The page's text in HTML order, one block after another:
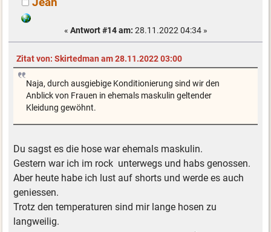
« Antwort #14 am: 28.11.2022 04:34 »
Zitat von: Skirtedman am 28.11.2022 03:00
Naja, durch ausgiebige Konditionierung sind wir den
Anblick von Frauen in ehemals maskulin geltender
Kleidung gewöhnt.
Du sagst es die hose war ehemals maskulin.
Gestern war ich im rock unterwegs und habs genossen.
Aber heute habe ich lust auf shorts und werde es auch
geniessen.
Trotz den temperaturen sind mir lange hosen zu
langweilig.